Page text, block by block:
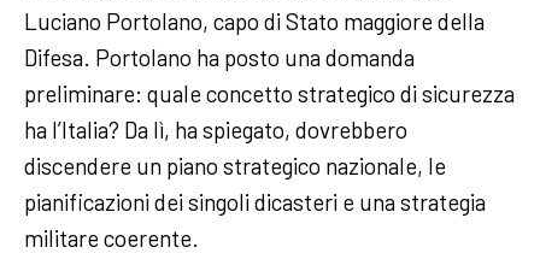
Luciano Portolano, capo di Stato maggiore della
Difesa. Portolano ha posto una domanda
preliminare: quale concetto strategico di sicurezza
ha l’Italia? Da lì, ha spiegato, dovrebbero
discendere un piano strategico nazionale, le
pianificazioni dei singoli dicasteri e una strategia
militare coerente.